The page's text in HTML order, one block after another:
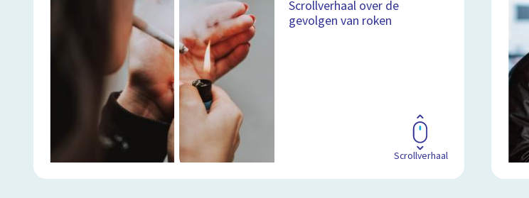
Scrollverhaal over de
gevolgen van roken
Scrollverhaal